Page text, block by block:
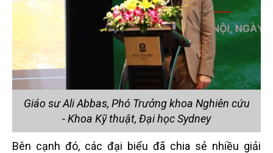
Giáo sư Ali Abbas, Phó Trưởng khoa Nghiên cứu
- Khoa Kỹ thuật, Đại học Sydney
Bên cạnh đó, các đại biểu đã chia sẻ nhiều giải